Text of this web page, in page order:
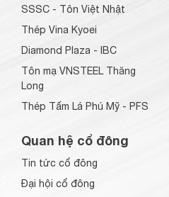
SSSC - Tôn Việt Nhật
Thép Vina Kyoei
Diamond Plaza - IBC
Tôn mạ VNSTEEL Thăng
Long
Thép Tấm Lá Phú Mỹ - PFS
Quan hệ cổ đông
Tin tức cổ đông
Đại hội cổ đông